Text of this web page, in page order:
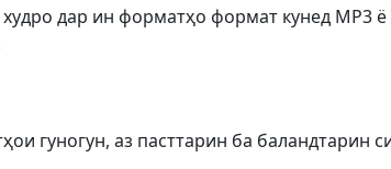
дар ин форматҳо формат кунед MP3 ё
гуногун, аз пасттарин ба баландтарин